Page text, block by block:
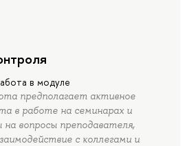
в модуле
предполагает активное
в работе на семинарах и
вопросы преподавателя,
с коллегами и